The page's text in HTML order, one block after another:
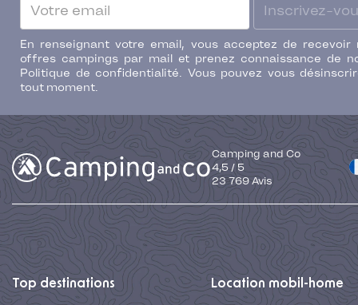
Inscrivez-
En renseignant votre email, vous acceptez de recevoir
offres campings par mail et prenez connaissance de
Politique de confidentialité. Vous pouvez vous
tout moment.
Camping and Co
4,5 / 5
23 769Avis
Top destinations Location mobil-home